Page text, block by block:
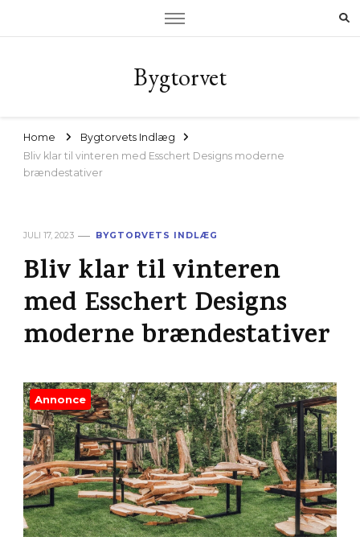
Bygtorvet
Home
Bygtorvets Indlæg
Bliv klar til vinteren med Esschert Designs moderne
brændestativer
JULI 17, 2023 BYGTORVETS INDLÆG
Bliv klar til vinteren
med Esschert Designs
moderne brændestativer
Annonce